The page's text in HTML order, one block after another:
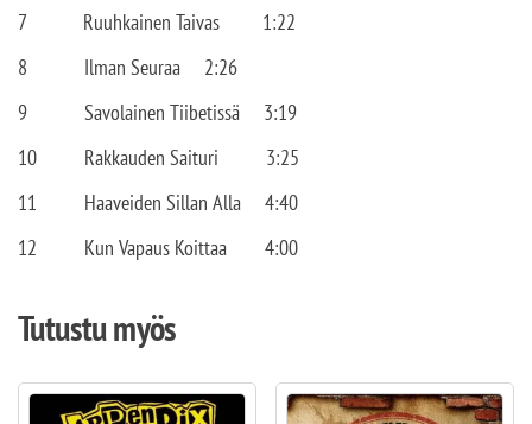
7
Ruuhkainen Taivas
1:22
8
Ilman Seuraa
2:26
9
Savolainen Tiibetissä
3:19
10
Rakkauden Saituri
3:25
11
Haaveiden Sillan Alla
4:40
12
Kun Vapaus Koittaa 4:00
Tutustu myös